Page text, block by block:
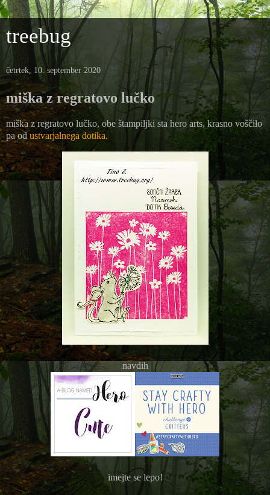
treebug
četrtek, 10. september 2020
miška z regratovo lučko
miška z regratovo lučko, obe štampiljki sta hero arts, krasno voščilo
pa odustvarjalnega dotika.
navdih
imejte se lepo!